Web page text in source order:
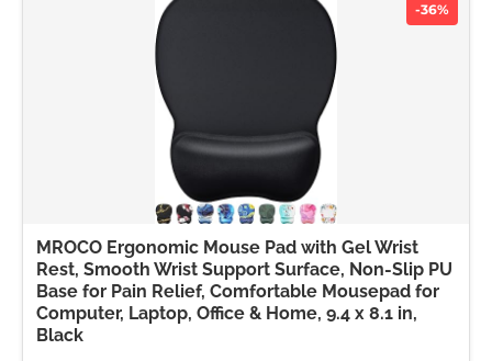
-36%
MROCO Ergonomic Mouse Pad with Gel Wrist
Rest, Smooth Wrist Support Surface, Non-Slip PU
Base for Pain Relief, Comfortable Mousepad for
Computer, Laptop, Office & Home, 9.4 x 8.1 in,
Black